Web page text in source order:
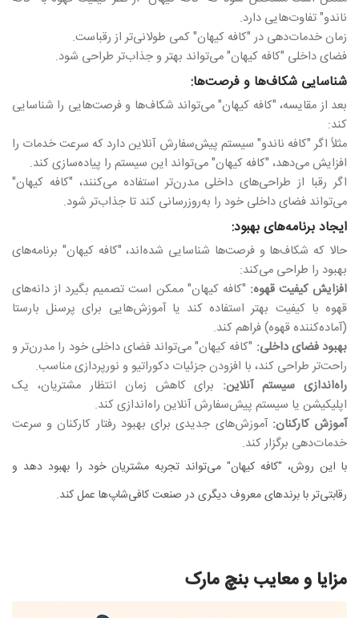
ناندو" تفاوت‌هایی دارد.
زمان خدمات‌دهی در "کافه کیهان" کمی طولانی‌تر از رقباست.
فضای داخلی "کافه کیهان" می‌تواند بهتر و جذاب‌تر طراحی شود.
شناسایی شکاف‌ها و فرصت‌ها:
بعد از مقایسه، "کافه کیهان" می‌تواند شکاف‌ها و فرصت‌هایی را شناسایی
کند:
مثلاً اگر "کافه ناندو" سیستم پیش‌سفارش آنلاین دارد که سرعت خدمات را
افزایش می‌دهد، "کافه کیهان" می‌تواند این سیستم را پیاده‌سازی کند.
اگر رقبا از طراحی‌های داخلی مدرن‌تر استفاده می‌کنند، "کافه کیهان"
می‌تواند فضای داخلی خود را به‌روزرسانی کند تا جذاب‌تر شود.
ایجاد برنامه‌های بهبود:
حالا که شکاف‌ها و فرصت‌ها شناسایی شده‌اند، "کافه کیهان" برنامه‌های
بهبود را طراحی می‌کند:
افزایش کیفیت قهوه: "کافه کیهان" ممکن است تصمیم بگیرد از دانه‌های
قهوه با کیفیت بهتر استفاده کند یا آموزش‌هایی برای پرسنل بارستا
(آماده‌کننده قهوه) فراهم کند.
بهبود فضای داخلی: "کافه کیهان" می‌تواند فضای داخلی خود را مدرن‌تر و
راحت‌تر طراحی کند، با افزودن جزئیات دکوراتیو و نورپردازی مناسب.
راه‌اندازی سیستم آنلاین: برای کاهش زمان انتظار مشتریان، یک
اپلیکیشن یا سیستم پیش‌سفارش آنلاین راه‌اندازی کند.
آموزش کارکنان: آموزش‌های جدیدی برای بهبود رفتار کارکنان و سرعت
خدمات‌دهی برگزار کند.
با این روش، "کافه کیهان" می‌تواند تجربه مشتریان خود را بهبود دهد و
رقابتی‌تر با برندهای معروف دیگری در صنعت کافی‌شاپ‌ها عمل کند.
مزایا و معایب بنچ مارک